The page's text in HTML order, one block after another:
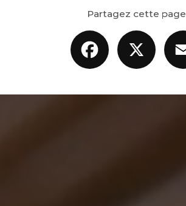
Partagez cette page
Facebook